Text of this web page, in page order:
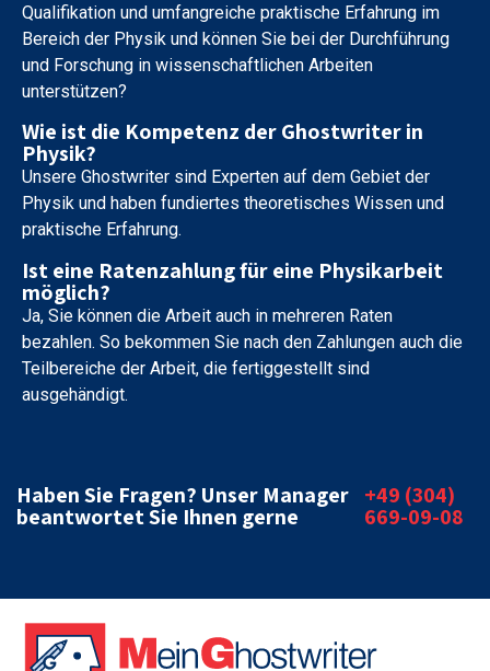
Qualifikation und umfangreiche praktische Erfahrung im
Bereich der Physik und können Sie bei der Durchführung
und Forschung in wissenschaftlichen Arbeiten
unterstützen?
Wie ist die Kompetenz der Ghostwriter in
Physik?
Unsere Ghostwriter sind Experten auf dem Gebiet der
Physik und haben fundiertes theoretisches Wissen und
praktische Erfahrung.
Ist eine Ratenzahlung für eine Physikarbeit
möglich?
Ja, Sie können die Arbeit auch in mehreren Raten
bezahlen. So bekommen Sie nach den Zahlungen auch die
Teilbereiche der Arbeit, die fertiggestellt sind
ausgehändigt.
Haben Sie Fragen? Unser Manager
beantwortet Sie Ihnen gerne
+49 (304)
669-09-08